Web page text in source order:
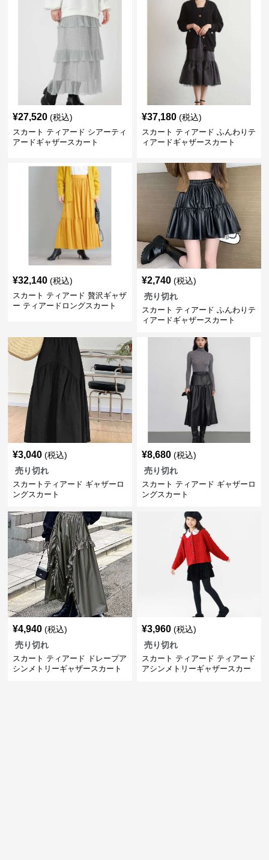
¥27,520 (税込)
スカート ティアード シアーティ
アードギャザースカート
¥37,180 (税込)
スカート ティアード ふんわりテ
ィアードギャザースカート
¥32,140 (税込)
スカート ティアード 贅沢ギャザ
ー ティアードロングスカート
¥2,740 (税込)
売り切れ
スカート ティアード ふんわりテ
ィアードギャザースカート
¥3,040 (税込)
売り切れ
スカートティアード ギャザーロ
ングスカート
¥8,680 (税込)
売り切れ
スカート ティアード ギャザーロ
ングスカート
¥4,940 (税込)
売り切れ
スカート ティアード ドレープア
シンメトリーギャザースカート
¥3,960 (税込)
売り切れ
スカート ティアード ティアード
アシンメトリーギャザースカー